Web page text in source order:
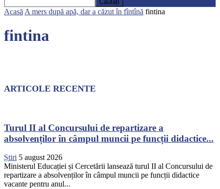
Acasă A mers după apă, dar a căzut în fîntînă fintina
fintina
ARTICOLE RECENTE
Turul II al Concursului de repartizare a
absolvenților în câmpul muncii pe funcții didactice...
Știri 5 august 2026
Ministerul Educației și Cercetării lansează turul II al Concursului de
repartizare a absolvenților în câmpul muncii pe funcții didactice
vacante pentru anul...